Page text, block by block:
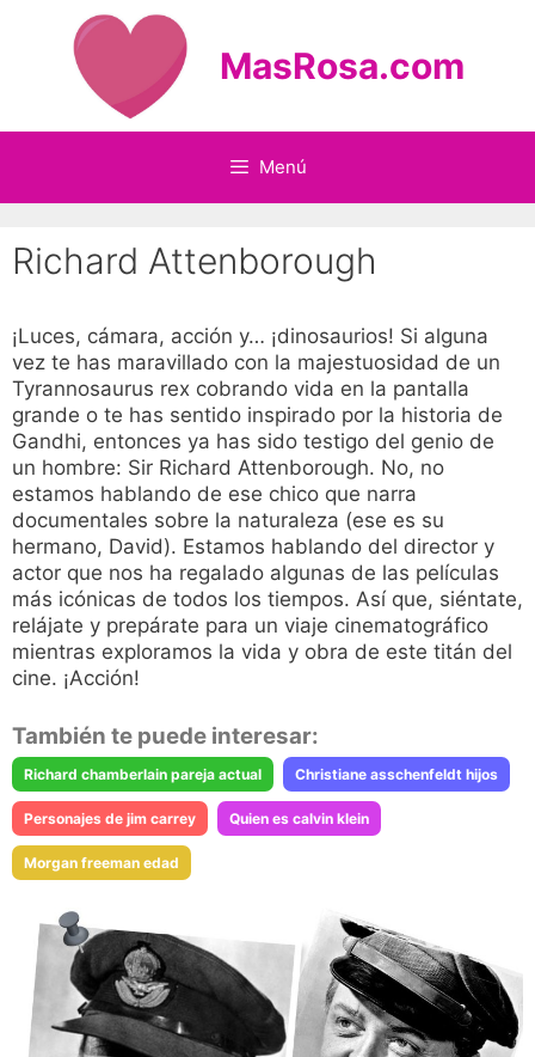
contenido
MasRosa.com
Menú
Richard Attenborough
¡Luces, cámara, acción y… ¡dinosaurios! Si alguna
vez te has maravillado con la majestuosidad de un
Tyrannosaurus rex cobrando vida en la pantalla
grande o te has sentido inspirado por la historia de
Gandhi, entonces ya has sido testigo del genio de
un hombre: Sir Richard Attenborough. No, no
estamos hablando de ese chico que narra
documentales sobre la naturaleza (ese es su
hermano, David). Estamos hablando del director y
actor que nos ha regalado algunas de las películas
más icónicas de todos los tiempos. Así que, siéntate,
relájate y prepárate para un viaje cinematográfico
mientras exploramos la vida y obra de este titán del
cine. ¡Acción!
También te puede interesar:
Richard chamberlain pareja actual Christiane asschenfeldt hijos
Personajes de jim carrey Quien es calvin klein
Morgan freeman edad